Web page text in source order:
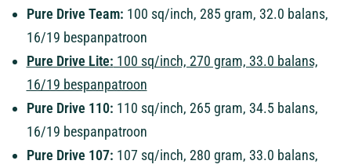
Pure Drive Team: 100 sq/inch, 285 gram, 32.0 balans,
16/19 bespanpatroon
Pure Drive Lite: 100 sq/inch, 270 gram, 33.0 balans,
16/19 bespanpatroon
Pure Drive 110: 110 sq/inch, 265 gram, 34.5 balans,
16/19 bespanpatroon
Pure Drive 107: 107 sq/inch, 280 gram, 33.0 balans,